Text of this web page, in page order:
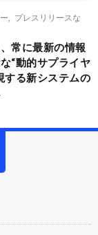
プレスリリースな
常に最新の情報
“動的サプライヤ
する新システムの